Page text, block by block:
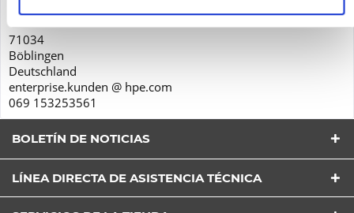
71034
Böblingen
Deutschland
enterprise.kunden @ hpe.com
069 153253561
BOLETÍN DE NOTICIAS
LÍNEA DIRECTA DE ASISTENCIA TÉCNICA